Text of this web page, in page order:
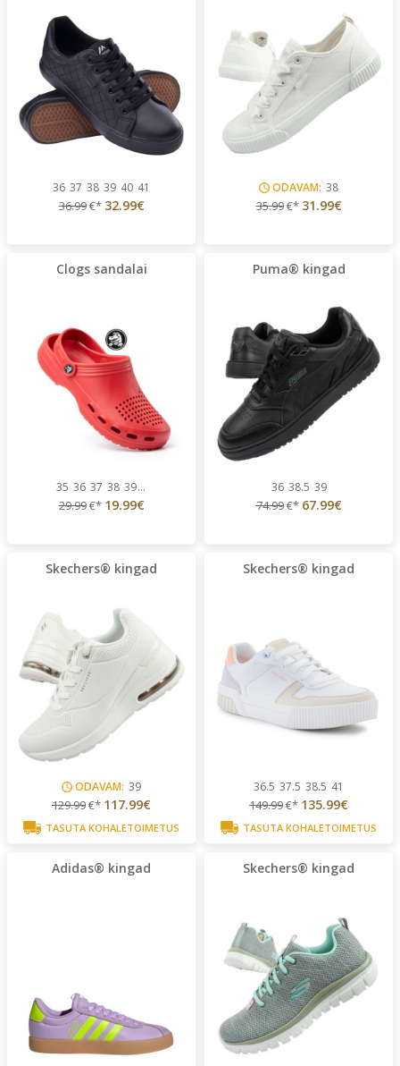
36 37 38 39 40 41
36.99€* 32.99€
ODAVAM: 38
35.99€* 31.99€
Clogs sandalai
35 36 37 38 39...
29.99€* 19.99€
Puma® kingad
36 38.5 39
74.99€* 67.99€
Skechers® kingad
ODAVAM: 39
129.99€* 117.99€
TASUTA KOHALETOIMETUS
Skechers® kingad
36.5 37.5 38.5 41
149.99€* 135.99€
TASUTA KOHALETOIMETUS
Adidas® kingad Skechers® kingad